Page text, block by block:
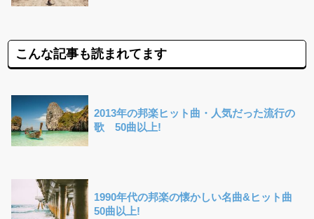
こんな記事も読まれてます
2013年の邦楽ヒット曲・人気だった流行の
歌 50曲以上!
1990年代の邦楽の懐かしい名曲&ヒット曲
50曲以上!